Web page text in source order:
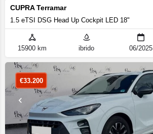
CUPRA Terramar
1.5 eTSI DSG Head Up Cockpit LED 18"
15900 km ibrido 06/2025
€33.200